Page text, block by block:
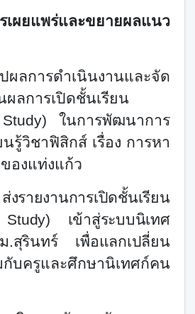
เผยแพร่และขยายผลแนว
ผลการดำเนินงานและจัด
ผลการเปิดชั้นเรียน
ในการพัฒนาการ
นรู้วิชาฟิสิกส์ เรื่อง การหา
องแท่งแก้ว
ส่งรายงานการเปิดชั้นเรียน
Study) เข้าสู่ระบบนิเทศ
สุรินทร์ เพื่อแลกเปลี่ยน
กับครูและศึกษานิเทศก์คน